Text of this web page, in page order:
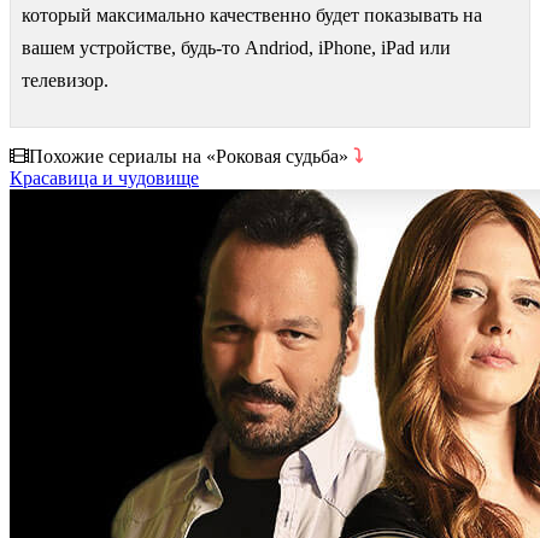
который максимально качественно будет показывать на
вашем устройстве, будь-то Andriod, iPhone, iPad или
телевизор.
Похожие сериалы на «Роковая судьба» ⤵
Красавица и чудовище